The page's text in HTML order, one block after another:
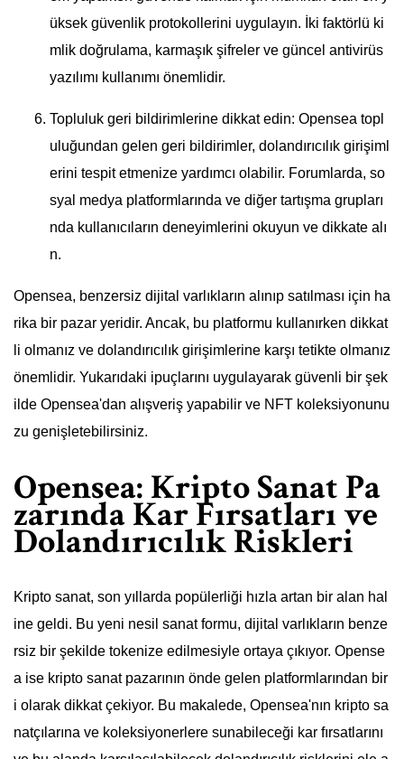
üksek güvenlik protokollerini uygulayın. İki faktörlü ki
mlik doğrulama, karmaşık şifreler ve güncel antivirüs
yazılımı kullanımı önemlidir.
Topluluk geri bildirimlerine dikkat edin: Opensea topl
uluğundan gelen geri bildirimler, dolandırıcılık girişiml
erini tespit etmenize yardımcı olabilir. Forumlarda, so
syal medya platformlarında ve diğer tartışma grupları
nda kullanıcıların deneyimlerini okuyun ve dikkate alı
n.
Opensea, benzersiz dijital varlıkların alınıp satılması için ha
rika bir pazar yeridir. Ancak, bu platformu kullanırken dikkat
li olmanız ve dolandırıcılık girişimlerine karşı tetikte olmanız
önemlidir. Yukarıdaki ipuçlarını uygulayarak güvenli bir şek
ilde Opensea'dan alışveriş yapabilir ve NFT koleksiyonunu
zu genişletebilirsiniz.
Opensea: Kripto Sanat Pa
zarında Kar Fırsatları ve
Dolandırıcılık Riskleri
Kripto sanat, son yıllarda popülerliği hızla artan bir alan hal
ine geldi. Bu yeni nesil sanat formu, dijital varlıkların benze
rsiz bir şekilde tokenize edilmesiyle ortaya çıkıyor. Opense
a ise kripto sanat pazarının önde gelen platformlarından bir
i olarak dikkat çekiyor. Bu makalede, Opensea'nın kripto sa
natçılarına ve koleksiyonerlere sunabileceği kar fırsatlarını